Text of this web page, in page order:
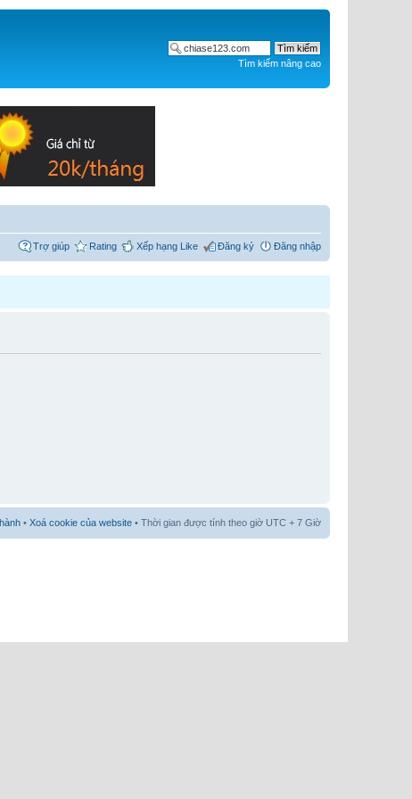
Tìm kiếm nâng cao
Trợ giúp Rating Xếp hạng Like Đăng ký Đăng nhập
• Xoá cookie của website • Thời gian được tính theo giờ UTC + 7 Giờ